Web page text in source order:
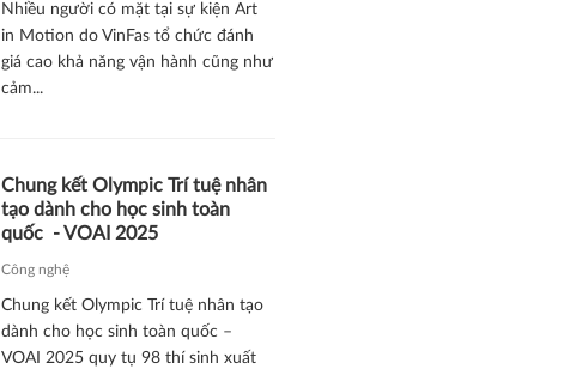
Nhiều người có mặt tại sự kiện Art
in Motion do VinFas tổ chức đánh
giá cao khả năng vận hành cũng như
cảm...
Chung kết Olympic Trí tuệ nhân
tạo dành cho học sinh toàn
quốc - VOAI 2025
Công nghệ
Chung kết Olympic Trí tuệ nhân tạo
dành cho học sinh toàn quốc –
VOAI 2025 quy tụ 98 thí sinh xuất